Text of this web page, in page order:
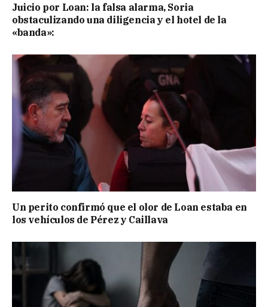
Juicio por Loan: la falsa alarma, Soria
obstaculizando una diligencia y el hotel de la
«banda»:
Un perito confirmó que el olor de Loan estaba en
los vehículos de Pérez y Caillava